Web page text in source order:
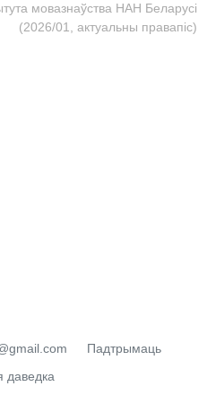
мовазнаўства НАН Беларусі
(2026/01, актуальны правапіс)
Падтрымаць
даведка